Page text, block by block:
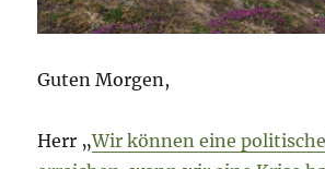
Guten Morgen,
Herr „Wir können eine